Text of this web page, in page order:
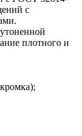
с
плотного и